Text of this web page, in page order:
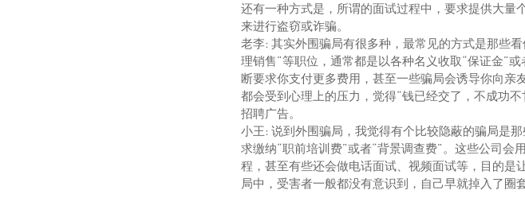
还有一种方式是，所谓的面试过程中，要求提供大量
来进行盗窃或诈骗。
老李: 其实外围骗局有很多种，最常见的方式是那些
理销售”等职位，通常都是以各种名义收取“保证金”
断要求你支付更多费用，甚至一些骗局会诱导你向亲
都会受到心理上的压力，觉得“钱已经交了，不成功
招聘广告。
小王: 说到外围骗局，我觉得有个比较隐蔽的骗局是
求缴纳“职前培训费”或者“背景调查费”。这些公司
程，甚至有些还会做电话面试、视频面试等，目的是
局中，受害者一般都没有意识到，自己早就掉入了圈套